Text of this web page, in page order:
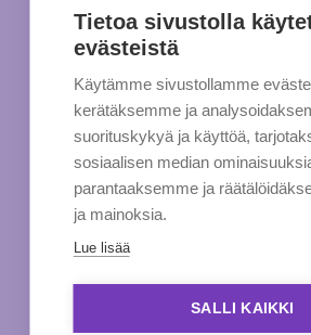
Tietoa sivustolla
evästeistä
Käytämme sivustollamme
kerätäksemme ja
suorituskykyä ja käyttöä,
sosiaalisen median
parantaaksemme ja
ja mainoksia.
Lue lisää
SALLI KAIKKI